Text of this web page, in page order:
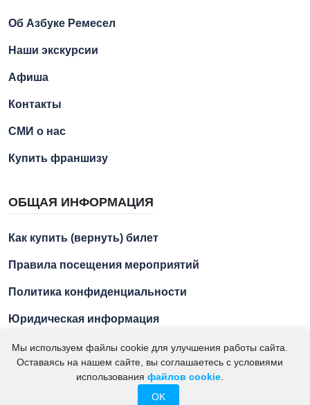
Об Азбуке Ремесел
Наши экскурсии
Афиша
Контакты
СМИ о нас
Купить франшизу
ОБЩАЯ ИНФОРМАЦИЯ
Как купить (вернуть) билет
Правила посещения мероприятий
Политика конфиденциальности
Юридическая информация
2021 – 2026. "Азбука Ремесел" – экскурсии для детей и
подростков. ИП Кумсиев М.А. ИНН 234102429256
Мы используем файлы cookie для улучшения работы сайта.
Оставаясь на нашем сайте, вы соглашаетесь с условиями
использования файлов cookie
OK